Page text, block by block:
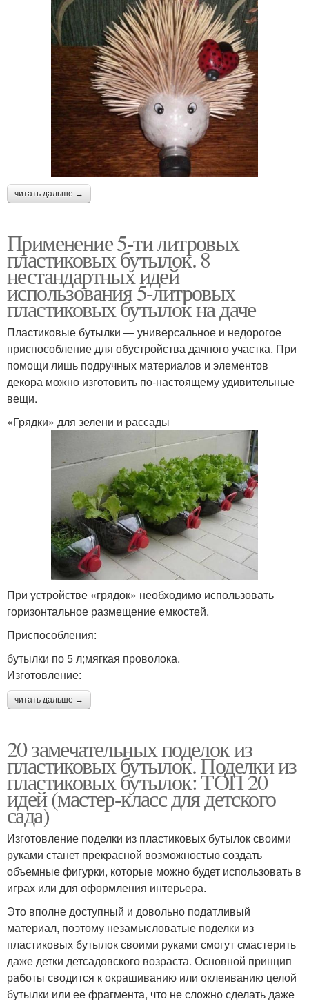
читать дальше →
Применение 5-ти литровых
пластиковых бутылок. 8
нестандартных идей
использования 5-литровых
пластиковых бутылок на даче
Пластиковые бутылки — универсальное и недорогое
приспособление для обустройства дачного участка. При
помощи лишь подручных материалов и элементов
декора можно изготовить по-настоящему удивительные
вещи.
«Грядки» для зелени и рассады
При устройстве «грядок» необходимо использовать
горизонтальное размещение емкостей.
Приспособления:
бутылки по 5 л;мягкая проволока.
Изготовление:
читать дальше →
20 замечательных поделок из
пластиковых бутылок. Поделки из
пластиковых бутылок: ТОП 20
идей (мастер-класс для детского
сада)
Изготовление поделки из пластиковых бутылок своими
руками станет прекрасной возможностью создать
объемные фигурки, которые можно будет использовать в
играх или для оформления интерьера.
Это вполне доступный и довольно податливый
материал, поэтому незамысловатые поделки из
пластиковых бутылок своими руками смогут смастерить
даже детки детсадовского возраста. Основной принцип
работы сводится к окрашиванию или оклеиванию целой
бутылки или ее фрагмента, что не сложно сделать даже